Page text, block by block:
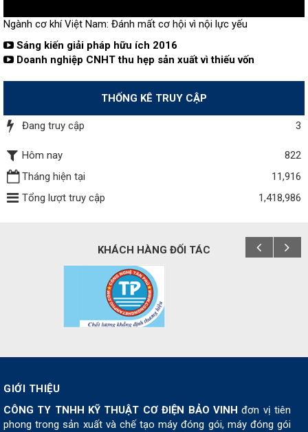
Ngành cơ khí Việt Nam: Đánh mất cơ hội vì nội lực yếu
Sáng kiến giải pháp hữu ích 2016
Doanh nghiệp CNHT thu hẹp sản xuất vì thiếu vốn
THỐNG KÊ TRUY CẬP
Đang truy cập 3
Hôm nay
822
Tháng hiện tại
11,916
Tổng lượt truy cập
1,418,986
KHÁCH HÀNG ĐỐI TÁC
GIỚI THIỆU
CÔNG TY TNHH KỸ THUẬT CƠ ĐIỆN BẢO VINH đơn vị tiên
phong trong sản xuất và chế tạo máy đóng gói, máy đóng gói